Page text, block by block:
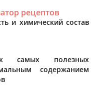
рецептов
и химический состав
самых полезных
содержанием